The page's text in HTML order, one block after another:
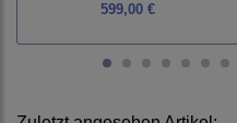
599,00 €